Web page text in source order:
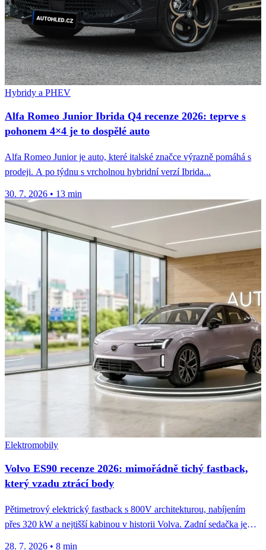
Hybridy a PHEV
Alfa Romeo Junior Ibrida Q4 recenze 2026: teprve s
pohonem 4×4 je to dospělé auto
Alfa Romeo Junior je auto, které italské značce výrazně pomáhá s
prodeji. A po týdnu s vrcholnou hybridní verzí Ibrida...
30. 7. 2026 • 13 min
Elektromobily
Volvo ES90 recenze 2026: mimořádně tichý fastback,
který vzadu ztrácí body
Pětimetrový elektrický fastback s 800V architekturou, nabíjením
přes 320 kW a nejtišší kabinou v historii Volva. Zadní sedačka je
28. 7. 2026 • 8 min